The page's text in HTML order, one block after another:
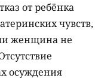
от ребёнка
чувств,
женщина не
осуждения